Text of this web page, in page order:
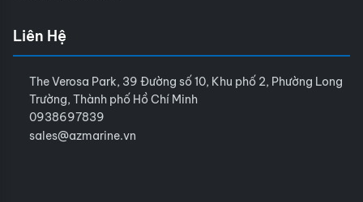
Liên Hệ
The Verosa Park, 39 Đường số 10, Khu phố 2, Phường Long
Trường, Thành phố Hồ Chí Minh
0938697839
sales@azmarine.vn